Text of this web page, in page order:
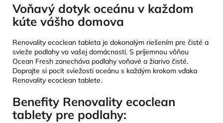
Voňavý dotyk oceánu v každom
kúte vášho domova
Renovality ecoclean tableta je dokonalým riešením pre čisté a
svieže podlahy vo vašej domácnosti. S príjemnou vôňou
Ocean Fresh zanecháva podlahy voňavé a žiarivo čisté.
Doprajte si pocit sviežosti oceánu s každým krokom vďaka
Renovality ecoclean tablete.
Benefity Renovality ecoclean
tablety pre podlahy: